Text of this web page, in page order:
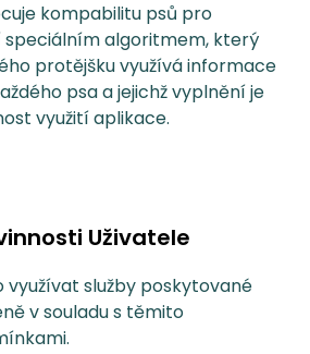
kompabilitu psů pro
speciálním algoritmem, který
protějšku využívá informace
psa a jejichž vyplnění je
využití aplikace.
Uživatele
využívat služby poskytované
v souladu s těmito